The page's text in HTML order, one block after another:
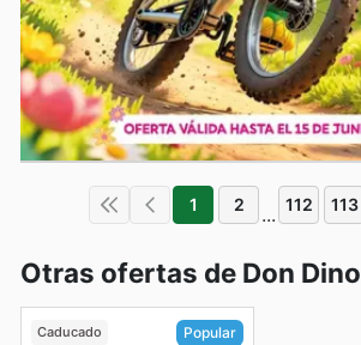
1 2 ... 112 113
Otras ofertas de Don Dino
Caducado Popular